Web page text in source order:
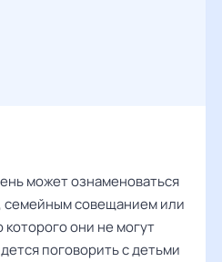
может ознаменоваться
совещанием или
они не могут
поговорить с детьми